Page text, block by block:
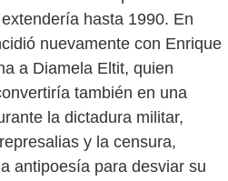
hasta 1990. En
nuevamente con Enrique
a Diamela Eltit, quien
también en una
la dictadura militar,
y la censura,
antipoesía para desviar su